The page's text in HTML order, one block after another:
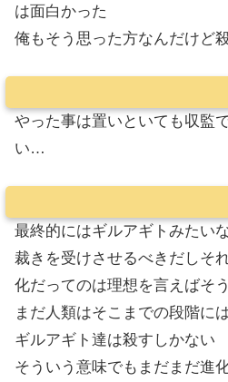
は面白かった
俺もそう思った方なんだけど
やった事は置いといても収監
い…
最終的にはギルアギトみたい
裁きを受けさせるべきだしそ
化だってのは理想を言えばそ
まだ人類はそこまでの段階に
ギルアギト達は殺すしかない
そういう意味でもまだまだ進